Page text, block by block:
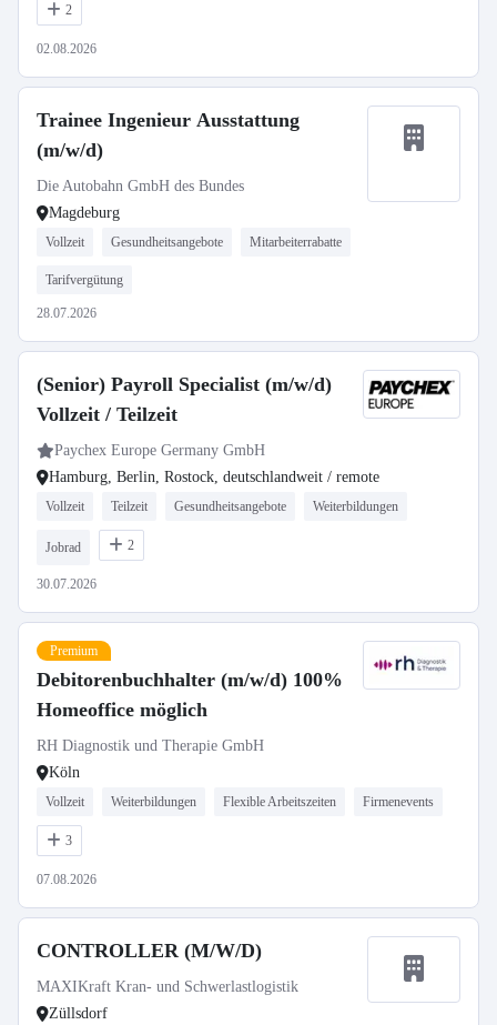
2
02.08.2026
Trainee Ingenieur Ausstattung
(m/w/d)
Die Autobahn GmbH des Bundes
Magdeburg
Vollzeit Gesundheitsangebote Mitarbeiterrabatte
Tarifvergütung
28.07.2026
(Senior) Payroll Specialist (m/w/d)
Vollzeit / Teilzeit
Paychex Europe Germany GmbH
Hamburg, Berlin, Rostock, deutschlandweit / remote
Vollzeit Teilzeit Gesundheitsangebote Weiterbildungen
Jobrad 2
30.07.2026
Premium
Debitorenbuchhalter (m/w/d) 100%
Homeoffice möglich
RH Diagnostik und Therapie GmbH
Köln
Vollzeit Weiterbildungen Flexible Arbeitszeiten Firmenevents
3
07.08.2026
CONTROLLER (M/W/D)
MAXIKraft Kran- und Schwerlastlogistik
Züllsdorf